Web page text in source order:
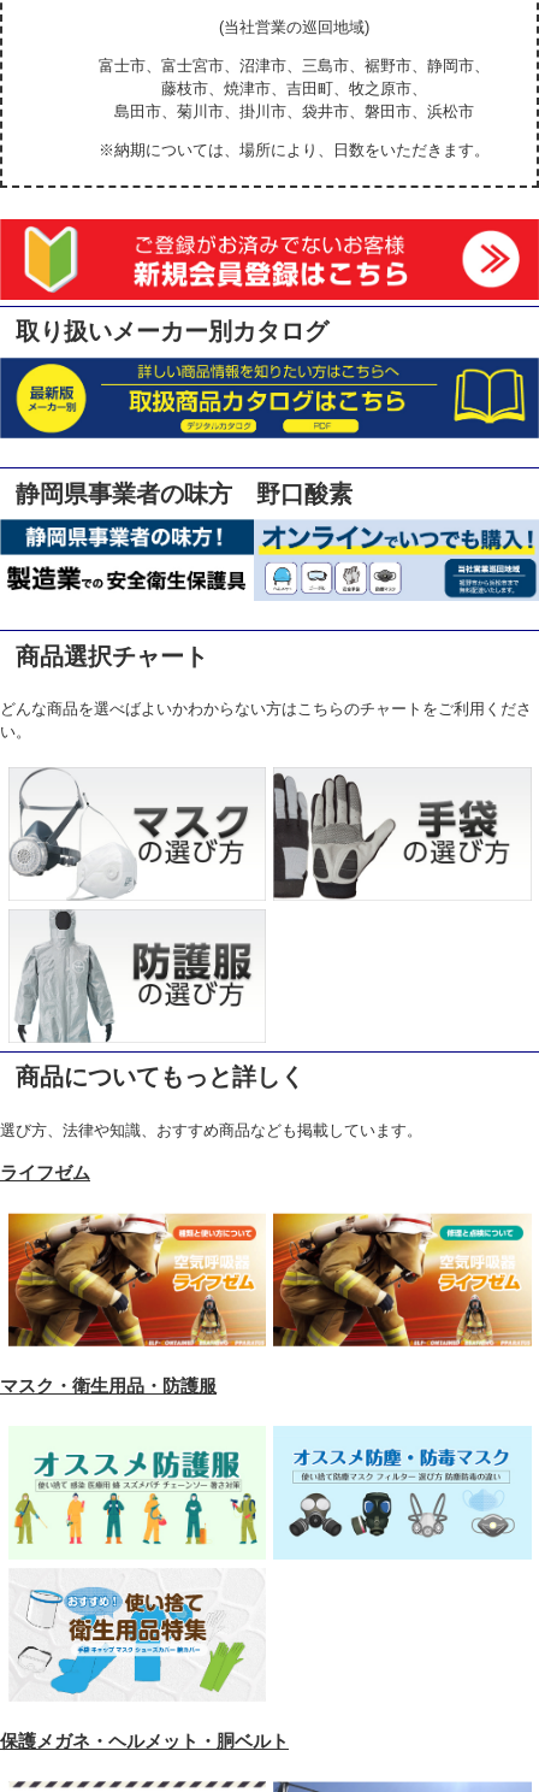
(当社営業の巡回地域)
富士市、富士宮市、沼津市、三島市、裾野市、静岡市、
藤枝市、焼津市、吉田町、牧之原市、
島田市、菊川市、掛川市、袋井市、磐田市、浜松市
※納期については、場所により、日数をいただきます。
取り扱いメーカー別カタログ
静岡県事業者の味方 野口酸素
商品選択チャート
どんな商品を選べばよいかわからない方はこちらのチャートをご利用くださ
い。
商品についてもっと詳しく
選び方、法律や知識、おすすめ商品なども掲載しています。
ライフゼム
マスク・衛生用品・防護服
保護メガネ・ヘルメット・胴ベルト